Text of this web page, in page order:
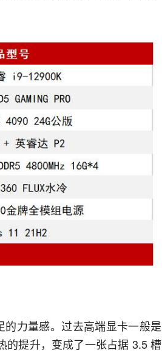
的提升，变成了一张占据 3.5 槽